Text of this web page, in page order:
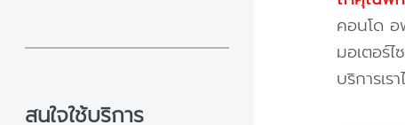
คอนโด
มอเตอร์
บริการเร
สนใจใช้บริการ